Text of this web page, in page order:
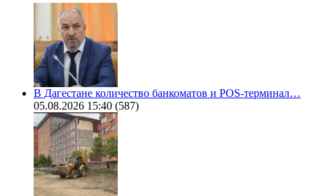
В Дагестане количество банкоматов и POS-терминал…
05.08.2026 15:40 (587)